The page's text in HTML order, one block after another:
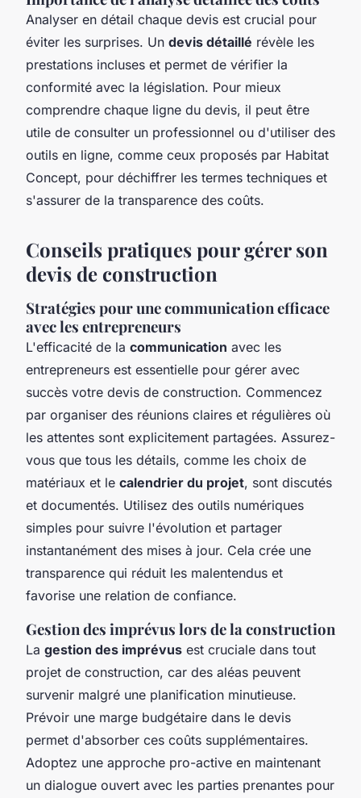
Analyser en détail chaque devis est crucial pour
éviter les surprises. Un devis détaillé révèle les
prestations incluses et permet de vérifier la
conformité avec la législation. Pour mieux
comprendre chaque ligne du devis, il peut être
utile de consulter un professionnel ou d'utiliser des
outils en ligne, comme ceux proposés par Habitat
Concept, pour déchiffrer les termes techniques et
s'assurer de la transparence des coûts.
Conseils pratiques pour gérer son
devis de construction
Stratégies pour une communication efficace
avec les entrepreneurs
L'efficacité de la communication avec les
entrepreneurs est essentielle pour gérer avec
succès votre devis de construction. Commencez
par organiser des réunions claires et régulières où
les attentes sont explicitement partagées. Assurez-
vous que tous les détails, comme les choix de
matériaux et le calendrier du projet, sont discutés
et documentés. Utilisez des outils numériques
simples pour suivre l'évolution et partager
instantanément des mises à jour. Cela crée une
transparence qui réduit les malentendus et
favorise une relation de confiance.
Gestion des imprévus lors de la construction
La gestion des imprévus est cruciale dans tout
projet de construction, car des aléas peuvent
survenir malgré une planification minutieuse.
Prévoir une marge budgétaire dans le devis
permet d'absorber ces coûts supplémentaires.
Adoptez une approche pro-active en maintenant
un dialogue ouvert avec les parties prenantes pour